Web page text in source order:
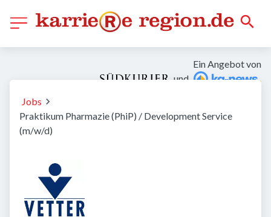
Ein Angebot von
und
Jobs
Praktikum Pharmazie (PhiP) / Development Service
(m/w/d)